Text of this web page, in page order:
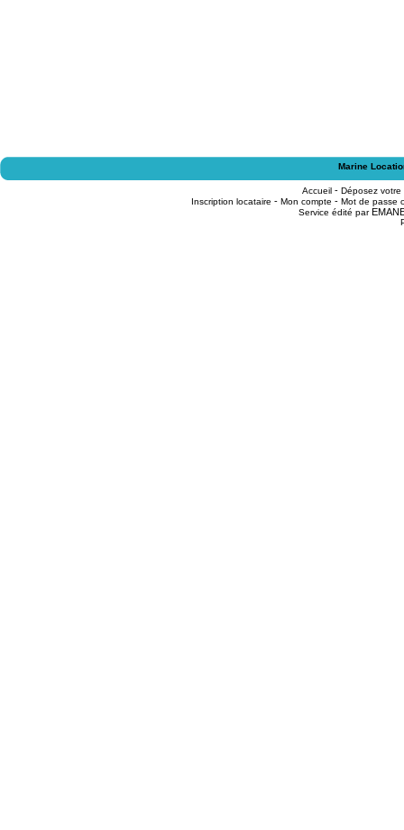
Marine
Accueil - Déposez
Inscription locataire - Mon compte - Mot de passe
Service édité par